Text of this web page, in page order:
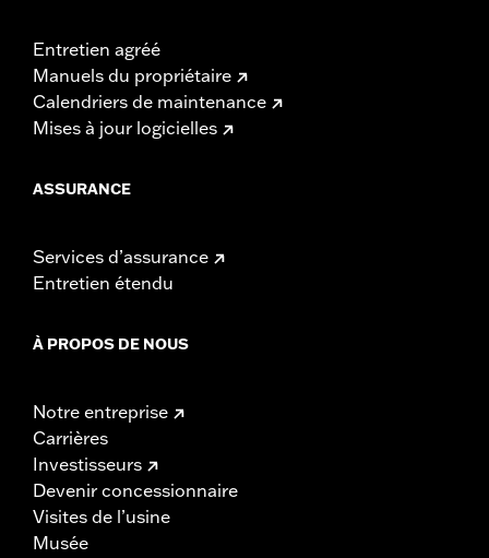
Entretien agréé
Manuels du propriétaire
Calendriers de maintenance
Mises à jour logicielles
ASSURANCE
Services d’assurance
Entretien étendu
À PROPOS DE NOUS
Notre entreprise
Carrières
Investisseurs
Devenir concessionnaire
Visites de l’usine
Musée